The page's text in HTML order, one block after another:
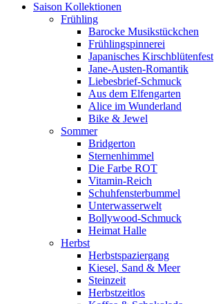
Saison Kollektionen
Frühling
Barocke Musikstückchen
Frühlingspinnerei
Japanisches Kirschblütenfest
Jane-Austen-Romantik
Liebesbrief-Schmuck
Aus dem Elfengarten
Alice im Wunderland
Bike & Jewel
Sommer
Bridgerton
Sternenhimmel
Die Farbe ROT
Vitamin-Reich
Schuhfensterbummel
Unterwasserwelt
Bollywood-Schmuck
Heimat Halle
Herbst
Herbstspaziergang
Kiesel, Sand & Meer
Steinzeit
Herbstzeitlos